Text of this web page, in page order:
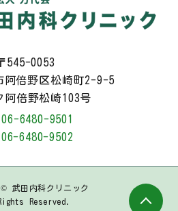
545-0053
阿倍野区松崎町2-9-5
阿倍野松崎103号
06-6480-9501
06-6480-9502
武田内科クリニック
Reserved.